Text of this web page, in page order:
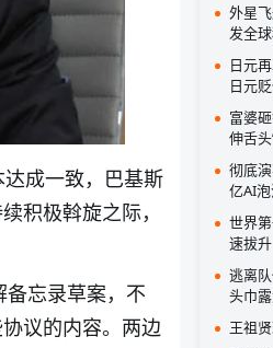
成一致，巴基斯
积极斡旋之际，
忘录草案，不
议的内容。两边
外星
发全
日元
日元
富婆
伸舌
彻底
亿AI泡
世界
速拔升
逃离
头巾
王祖